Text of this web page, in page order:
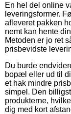
En hel del online
leveringsformer.
afleveret pakken
nemt kan hente
Metoden er jo ret
prisbevidste
Du burde
bopæl eller ud til
et hak mindre
simpel. Den
produkterne,
dig med kort